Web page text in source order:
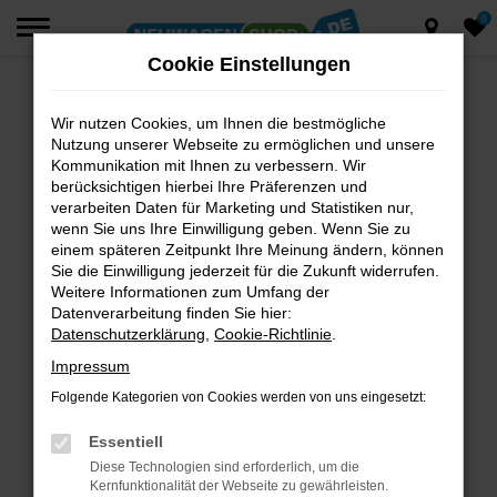
Zum
0
Fehler: Network Error
Beim Laden ist ein Fehler aufgetreten.
Hier sind ein paar Tipps, die dir helfen können:
Überprüfe deine Firewall und deine
Internetverbindung.
Laden andere Webseiten, zum Beispiel deine
Suchmaschine?
Prüfe deine Browsererweiterungen.
Manche Erweiterungen, wie Werbeblocker,
können das Laden bestimmter Seiten
anderen Browser oder in einem privaten
Fenster?
Cookie Einstellungen
Wir nutzen Cookies, um Ihnen die bestmögliche
Nutzung unserer Webseite zu ermöglichen und unsere
Kommunikation mit Ihnen zu verbessern. Wir
berücksichtigen hierbei Ihre Präferenzen und
verarbeiten Daten für Marketing und Statistiken nur,
wenn Sie uns Ihre Einwilligung geben. Wenn Sie zu
einem späteren Zeitpunkt Ihre Meinung ändern, können
Sie die Einwilligung jederzeit für die Zukunft widerrufen.
Weitere Informationen zum Umfang der
Datenverarbeitung finden Sie hier:
Datenschutzerklärung Cookie-Richtlinie
Impressum
Folgende Kategorien von Cookies werden von uns eingesetzt:
Essentiell
Diese Technologien sind erforderlich, um die
Kernfunktionalität der Webseite zu gewährleisten.